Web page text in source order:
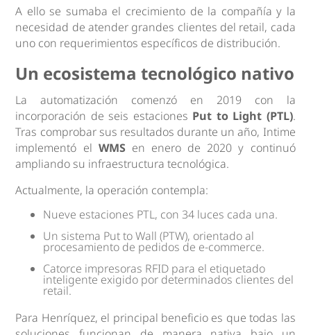
A ello se sumaba el crecimiento de la compañía y la
necesidad de atender grandes clientes del retail, cada
uno con requerimientos específicos de distribución.
Un ecosistema tecnológico nativo
La automatización comenzó en 2019 con la
incorporación de seis estaciones Put to Light (PTL).
Tras comprobar sus resultados durante un año, Intime
implementó el WMS en enero de 2020 y continuó
ampliando su infraestructura tecnológica.
Actualmente, la operación contempla:
Nueve estaciones PTL, con 34 luces cada una.
Un sistema Put to Wall (PTW), orientado al
procesamiento de pedidos de e-commerce.
Catorce impresoras RFID para el etiquetado
inteligente exigido por determinados clientes del
retail.
Para Henríquez, el principal beneficio es que todas las